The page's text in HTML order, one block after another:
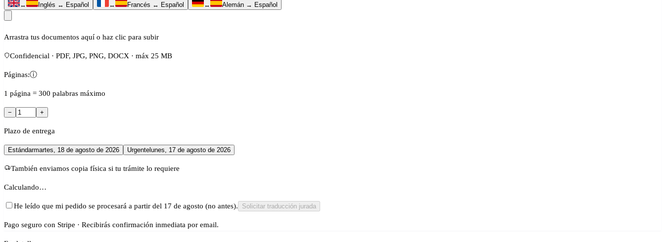
↔ Inglés ↔ Español ↔ Francés ↔ Español ↔ Alemán → Español
Arrastra tus documentos aquí o haz clic para subir
Confidencial · PDF, JPG, PNG, DOCX · máx 25 MB
Páginas:ⓘ
1 página = 300 palabras máximo
− +
Plazo de entrega
Estándarmartes, 18 de agosto de 2026 Urgentelunes, 17 de agosto de 2026
También enviamos copia física si tu trámite lo requiere
Calculando…
He leído que mi pedido se procesará a partir del 17 de agosto (no antes). Solicitar traducción jurada
Pago seguro con Stripe · Recibirás confirmación inmediata por email.